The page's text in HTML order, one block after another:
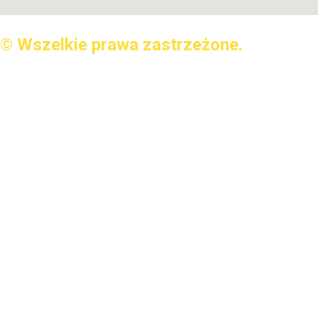
© Wszelkie prawa zastrzeżone.